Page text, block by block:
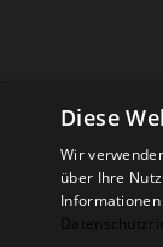
Diese
Wir
über Ihre